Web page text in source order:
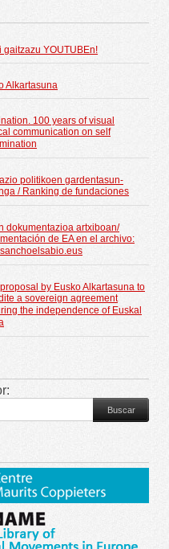
gaitzazu YOUTUBEn!
Alkartasuna
100 years of visual
communication on self
politikoen gardentasun-
/ Ranking de fundaciones
dokumentazioa artxiboan/
de EA en el archivo:
by Eusko Alkartasuna to
a sovereign agreement
the independence of Euskal